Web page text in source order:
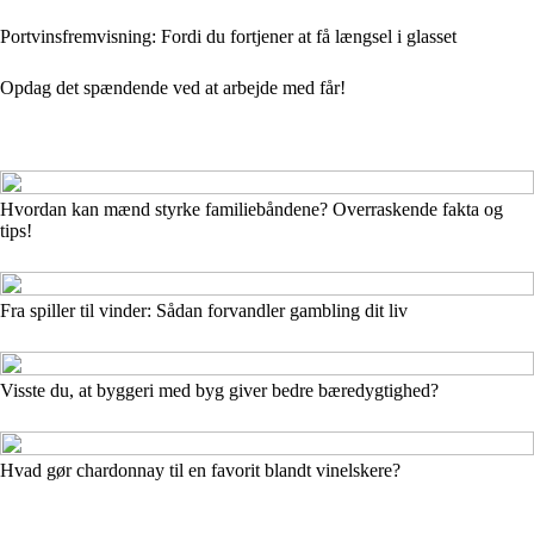
Portvinsfremvisning: Fordi du fortjener at få længsel i glasset
Opdag det spændende ved at arbejde med får!
Hvordan kan mænd styrke familiebåndene? Overraskende fakta og
tips!
Fra spiller til vinder: Sådan forvandler gambling dit liv
Visste du, at byggeri med byg giver bedre bæredygtighed?
Hvad gør chardonnay til en favorit blandt vinelskere?